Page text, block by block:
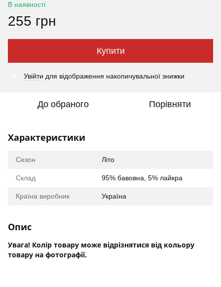
В наявності
255 грн
Купити
Увійти для відображення накопичувальної знижки
До обраного Порівняти
Характеристики
Сезон Літо
Склад 95% бавовна, 5% лайкра
Країна виробник Україна
Опис
Увага! Колір товару може відрізнятися від кольору
товару на фотографії.